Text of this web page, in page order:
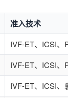
准入技术
IVF-ET、ICSI、
IVF-ET、ICSI、
IVF-ET、ICSI、